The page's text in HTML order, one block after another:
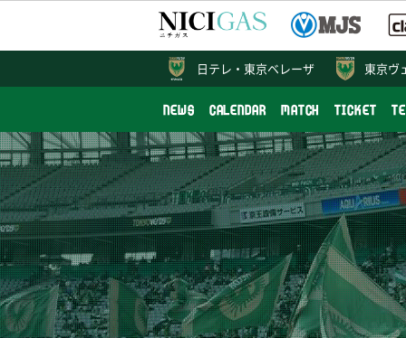
東京ヴ
NEWS CALENDAR MATCH TICKET
日テレ・ 東京ベレーザ